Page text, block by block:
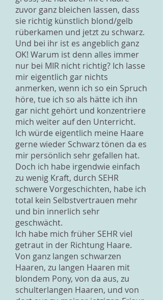
zuvor ganz bleichen lassen, dass
sie richtig künstlich blond/gelb
rüberkamen und jetzt zu schwarz.
Und bei ihr ist es angeblich ganz
OK! Warum ist denn alles immer
nur bei MIR nicht richtig? Ich lasse
mir eigentlich gar nichts
anmerken, wenn ich so ein Spruch
höre, tue ich so als hätte ich ihn
gar nicht gehört und konzentriere
mich weiter auf den Unterricht.
Ich würde eigentlich meine Haare
gerne wieder Schwarz tönen da es
mir persönlich sehr gefallen hat.
Doch ich habe irgendwie einfach
zu wenig Kraft, durch SEHR
schwere Vorgeschichten, habe ich
total kein Selbstvertrauen mehr
und bin innerlich sehr
geschwächt.
Ich habe mich früher SEHR viel
getraut in der Richtung Haare.
Von ganz langen schwarzen
Haaren, zu langen Haaren mit
blondem Pony, von da aus, zu
schulterlangen Haaren, und von